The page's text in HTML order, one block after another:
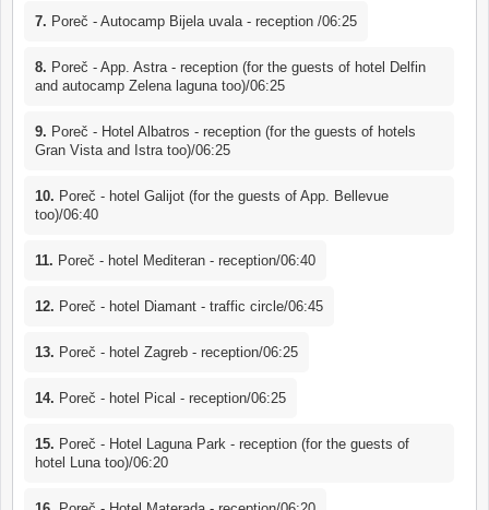
7. Poreč - Autocamp Bijela uvala - reception /06:25
8. Poreč - App. Astra - reception (for the guests of hotel Delfin
and autocamp Zelena laguna too)/06:25
9. Poreč - Hotel Albatros - reception (for the guests of hotels
Gran Vista and Istra too)/06:25
10. Poreč - hotel Galijot (for the guests of App. Bellevue
too)/06:40
11. Poreč - hotel Mediteran - reception/06:40
12. Poreč - hotel Diamant - traffic circle/06:45
13. Poreč - hotel Zagreb - reception/06:25
14. Poreč - hotel Pical - reception/06:25
15. Poreč - Hotel Laguna Park - reception (for the guests of
hotel Luna too)/06:20